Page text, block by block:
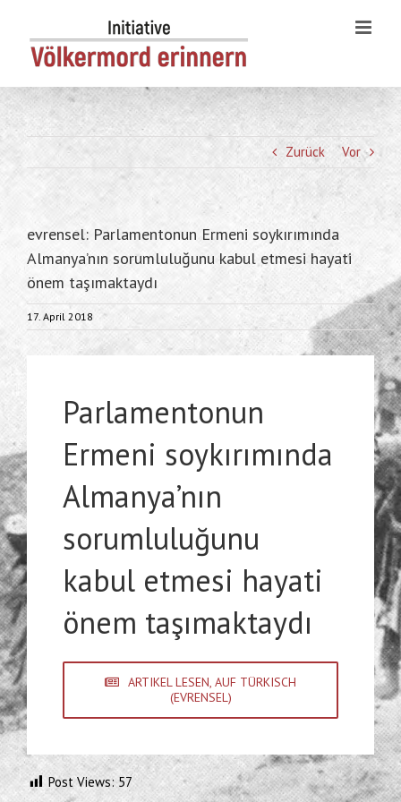
content
Zurück Vor
evrensel: Parlamentonun Ermeni soykırımında
Almanya’nın sorumluluğunu kabul etmesi hayati
önem taşımaktaydı
17. April 2018
Parlamentonun
Ermeni soykırımında
Almanya’nın
sorumluluğunu
kabul etmesi hayati
önem taşımaktaydı
ARTIKEL LESEN, AUF TÜRKISCH
(EVRENSEL)
Post Views: 57